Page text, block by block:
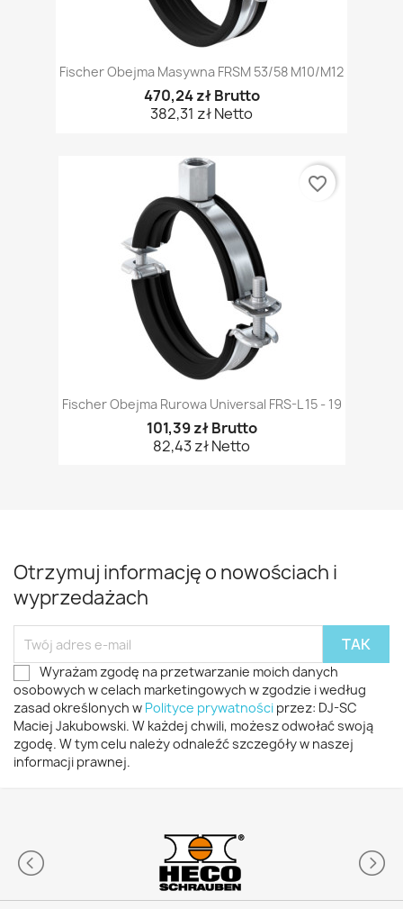
Fischer Obejma Masywna FRSM 53/58 M10/M12
470,24 zł Brutto
382,31 zł Netto
Fischer Obejma Rurowa Universal FRS-L 15 - 19
101,39 zł Brutto
82,43 zł Netto
favorite_border
Otrzymuj informację o nowościach i
wyprzedażach
Wyrażam zgodę na przetwarzanie moich danych
osobowych w celach marketingowych w zgodzie i według
zasad określonych w Polityce prywatności przez: DJ-SC
Maciej Jakubowski. W każdej chwili, możesz odwołać swoją
zgodę. W tym celu należy odnaleźć szczegóły w naszej
informacji prawnej.